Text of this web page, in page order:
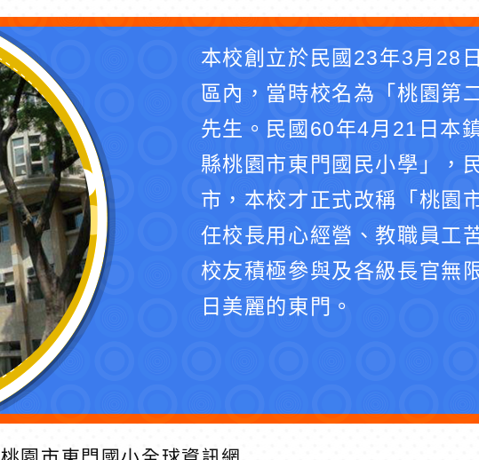
本校創立於民國23年3月28
區內，當時校名為「桃園第
先生。民國60年4月21日本
縣桃園市東門國民小學」，
市，本校才正式改稱「桃園
任校長用心經營、教職員工
校友積極參與及各級長官無
日美麗的東門。